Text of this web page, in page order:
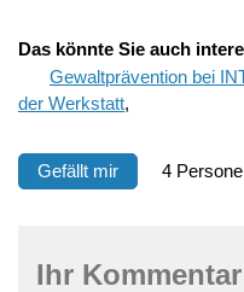
Das könnte Sie auch
Gewaltprävention bei
der Werkstatt,
Gefällt mir 4
Ihr Kommentar